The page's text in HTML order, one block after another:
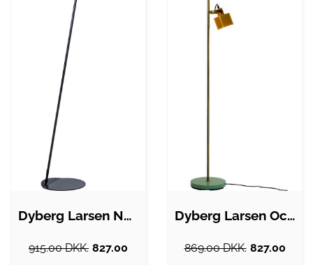
Dyberg Larsen Noa gulvlampe
915.00 DKK. 827.00
Dyberg Larsen Ocean gulvlampe, gul
869.00 DKK. 827.00